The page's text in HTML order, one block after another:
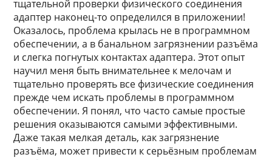
тщательной проверки физического соединения
адаптер наконец-то определился в приложении!
Оказалось, проблема крылась не в программном
обеспечении, а в банальном загрязнении разъёма
и слегка погнутых контактах адаптера. Этот опыт
научил меня быть внимательнее к мелочам и
тщательно проверять все физические соединения
прежде чем искать проблемы в программном
обеспечении. Я понял, что часто самые простые
решения оказываются самыми эффективными.
Даже такая мелкая деталь, как загрязнение
разъёма, может привести к серьёзным проблемам